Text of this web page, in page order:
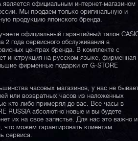
является официальным интернет-магазином
Мы продаем только оригинальную и
продукцию японского бренда.
официальный гарантийный талон
2 года сервисного обслуживания в
центрах бренда. В комплекте с
инструкция на русском языке, фирменная
фирменные подарки от G-STORE
часовых магазинов, у нас не
или возвратных часов из наложенных
кто-либо примерял до вас. Все часы в
RUSSIA абсолютно новые и вы будете
их на свое запястье. Для нас это важно и
что можем гарантировать клиентам
сервиса.